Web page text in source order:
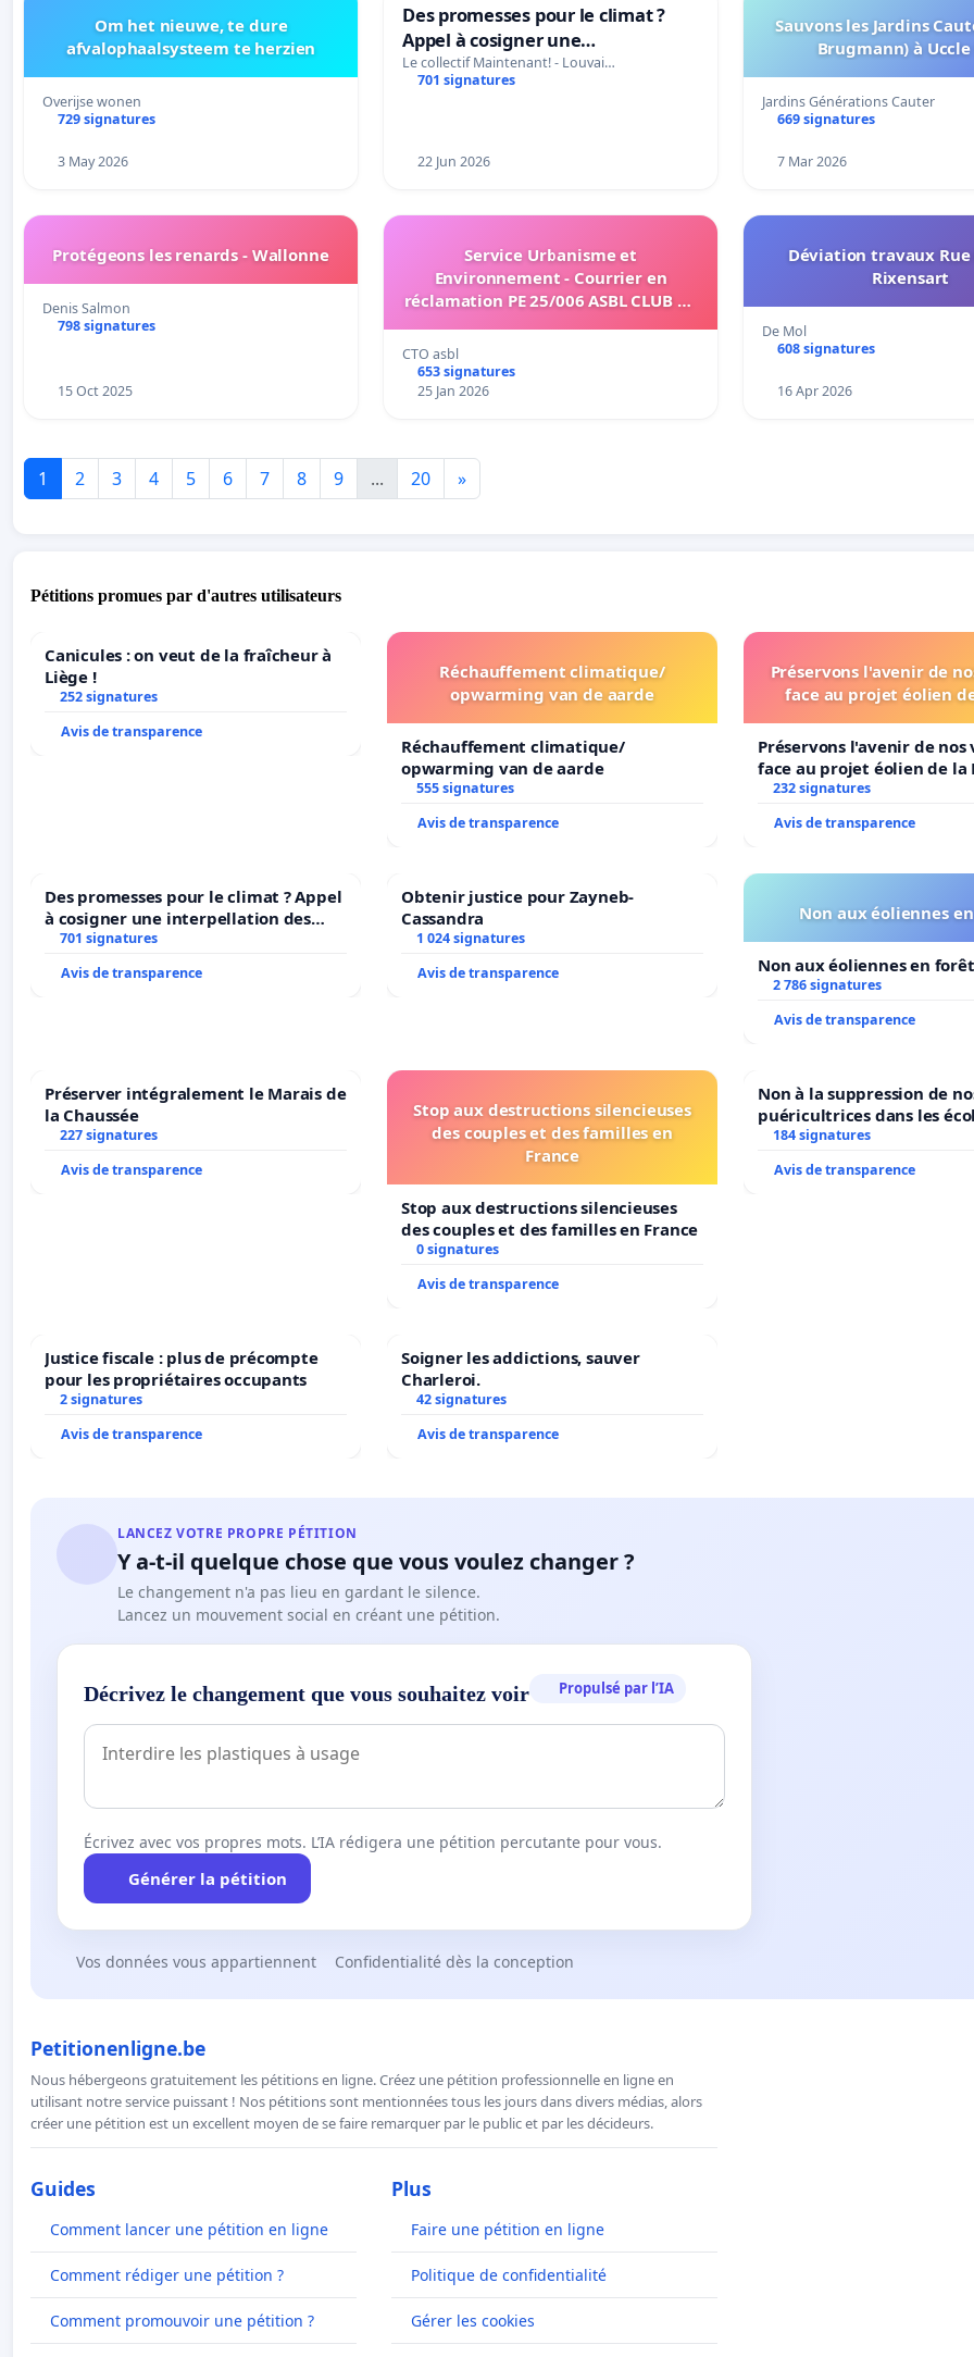
Om het nieuwe, te dure
afvalophaalsysteem te herzien
Overijse wonen
729 signatures
3 May 2026
Des promesses pour le climat ?
Appel à cosigner une
interpellation des ministres
wallons du climat et de
Le collectif Maintenant! - Louvai…
701 signatures
22 Jun 2026
Sauvons les Jardins
Brugmann) à Uccle
Jardins Générations Cauter
669 signatures
7 Mar 2026
Protégeons les renards - Wallonne
Denis Salmon
798 signatures
15 Oct 2025
Service Urbanisme et
Environnement - Courrier en
réclamation PE 25/006 ASBL CLUB DE
maintien en activité de trois stands
de tir Rue de Jandrain n° 35 à Orp-
CTO asbl
653 signatures
25 Jan 2026
Déviation travaux Rue
Rixensart
De Mol
608 signatures
16 Apr 2026
1 2 3 4 5 6 7 8 9 ... 20 »
Pétitions promues par d'autres utilisateurs
Canicules : on veut de la fraîcheur à
Liège !
252 signatures
Avis de transparence
Réchauffement climatique/
opwarming van de aarde
Réchauffement climatique/
opwarming van de aarde
555 signatures
Avis de transparence
Préservons l'avenir de
face au projet éolien
Préservons l'avenir de nos
face au projet éolien de la
232 signatures
Avis de transparence
Des promesses pour le climat ? Appel
à cosigner une interpellation des
ministres wallons du climat et de
l’environnement.
701 signatures
Avis de transparence
Obtenir justice pour Zayneb-
Cassandra
1 024 signatures
Avis de transparence
Non aux éoliennes
Non aux éoliennes en forêt
2 786 signatures
Avis de transparence
Préserver intégralement le Marais de
la Chaussée
227 signatures
Avis de transparence
Stop aux destructions silencieuses
des couples et des familles en
France
Stop aux destructions silencieuses
des couples et des familles en France
0 signatures
Avis de transparence
Non à la suppression de
puéricultrices dans les
communale de Flémalle !
184 signatures
Avis de transparence
Justice fiscale : plus de précompte
pour les propriétaires occupants
2 signatures
Avis de transparence
Soigner les addictions, sauver
Charleroi.
42 signatures
Avis de transparence
LANCEZ VOTRE PROPRE PÉTITION
Y a-t-il quelque chose que vous voulez changer ?
Le changement n'a pas lieu en gardant le silence.
Lancez un mouvement social en créant une pétition.
Décrivez le changement que vous souhaitez voir Propulsé par l’IA
Écrivez avec vos propres mots. L’IA rédigera une pétition percutante pour vous.
Générer la pétition
Vos données vous appartiennent Confidentialité dès la conception
Petitionenligne.be
Nous hébergeons gratuitement les pétitions en ligne. Créez une pétition professionnelle en ligne en
utilisant notre service puissant ! Nos pétitions sont mentionnées tous les jours dans divers médias, alors
créer une pétition est un excellent moyen de se faire remarquer par le public et par les décideurs.
Guides
Comment lancer une pétition en ligne
Comment rédiger une pétition ?
Comment promouvoir une pétition ?
Plus
Faire une pétition en ligne
Politique de confidentialité
Gérer les cookies